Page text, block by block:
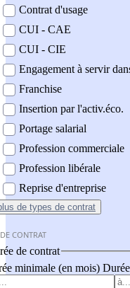
Contrat d'usage
CUI - CAE
CUI - CIE
Engagement à servir
Franchise
Insertion par l'activ.éco.
Portage salarial
Profession commerciale
Profession libérale
Reprise d'entreprise
de types de contrat
CONTRAT
de contrat
minimale (en mois)